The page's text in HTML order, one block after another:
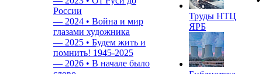
России
— 2024 • Война и мир
глазами художника
— 2025 • Будем жить и
помнить! 1945-2025
— 2026 • В начале было
Труды НТЦ
ЯРБ